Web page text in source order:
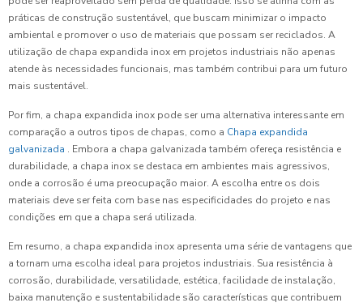
práticas de construção sustentável, que buscam minimizar o impacto
ambiental e promover o uso de materiais que possam ser reciclados. A
utilização de chapa expandida inox em projetos industriais não apenas
atende às necessidades funcionais, mas também contribui para um futuro
mais sustentável.
Por fim, a chapa expandida inox pode ser uma alternativa interessante em
comparação a outros tipos de chapas, como a Chapa expandida
galvanizada . Embora a chapa galvanizada também ofereça resistência e
durabilidade, a chapa inox se destaca em ambientes mais agressivos,
onde a corrosão é uma preocupação maior. A escolha entre os dois
materiais deve ser feita com base nas especificidades do projeto e nas
condições em que a chapa será utilizada.
Em resumo, a chapa expandida inox apresenta uma série de vantagens que
a tornam uma escolha ideal para projetos industriais. Sua resistência à
corrosão, durabilidade, versatilidade, estética, facilidade de instalação,
baixa manutenção e sustentabilidade são características que contribuem